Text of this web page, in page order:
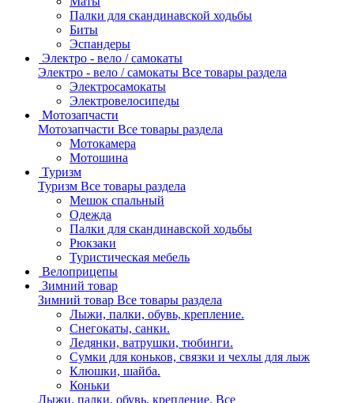
Палки для скандинавской ходьбы
Биты
Эспандеры
Электро - вело / самокаты
Электро - вело / самокаты Все товары раздела
Электросамокаты
Электровелосипеды
Мотозапчасти
Мотозапчасти Все товары раздела
Мотокамера
Мотошина
Туризм
Туризм Все товары раздела
Мешок спальный
Одежда
Палки для скандинавской ходьбы
Рюкзаки
Туристическая мебель
Велоприцепы
Зимний товар
Зимний товар Все товары раздела
Лыжи, палки, обувь, крепление.
Снегокаты, санки.
Ледянки, ватрушки, тюбинги.
Сумки для коньков, связки и чехлы для лыж
Клюшки, шайба.
Коньки
Лыжи, палки, обувь, крепление. Все